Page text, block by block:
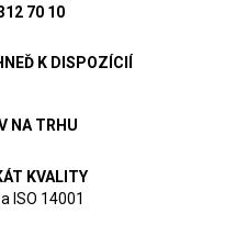
70 10
K DISPOZÍCIÍ
NA TRHU
KVALITY
ISO 14001